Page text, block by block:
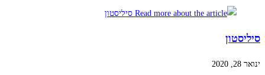
סיליסטון
ינואר 28, 2020